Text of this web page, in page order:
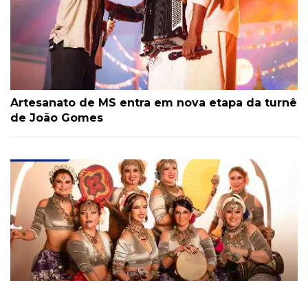
Artesanato de MS entra em nova etapa da turnê
de João Gomes